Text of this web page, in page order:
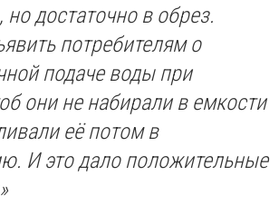
но достаточно в обрез.
потребителям о
подаче воды при
они не набирали в емкости
её потом в
И это дало положительные